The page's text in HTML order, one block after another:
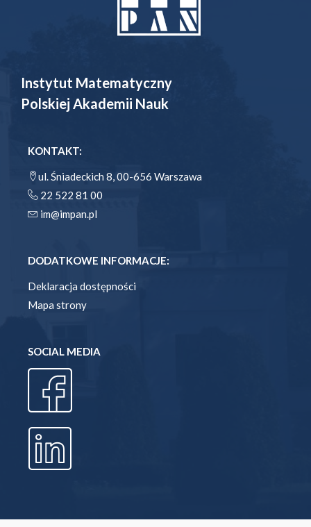
Instytut Matematyczny
Polskiej Akademii Nauk
KONTAKT:
ul. Śniadeckich 8, 00-656 Warszawa
22 522 81 00
im@impan.pl
DODATKOWE INFORMACJE:
Deklaracja dostępności
Mapa strony
SOCIAL MEDIA